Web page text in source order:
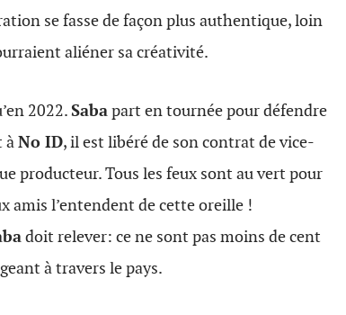
se fasse de façon plus authentique, loin
aliéner sa créativité.
2022.Sabapart en tournée pour défendre
àNo ID, il est libéré de son contrat de vice-
producteur.Tous les feux sont au vert pour
amis l’entendent de cette oreille !
doit relever: ce ne sont pas moins de cent
à travers le pays.